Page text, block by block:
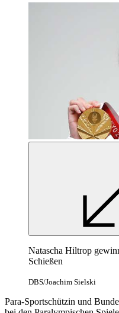
Natascha Hiltrop
Schießen
DBS/Joachim Sielski
Para-Sportschützin und